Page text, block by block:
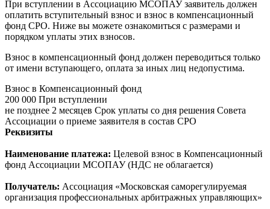
При вступлении в Ассоциацию МСОПАУ заявитель должен
оплатить вступительный взнос и взнос в компенсационный
фонд СРО. Ниже вы можете ознакомиться с размерами и
порядком уплаты этих взносов.
Взнос в компенсационный фонд должен переводиться только
от имени вступающего, оплата за иных лиц недопустима.
Взнос в Компенсационный фонд
200 000 При вступлении
не позднее 2 месяцев Срок уплаты со дня решения Совета
Ассоциации о приеме заявителя в состав СРО
Реквизиты
Наименование платежа: Целевой взнос в Компенсационный
фонд Ассоциации МСОПАУ (НДС не облагается)
Получатель: Ассоциация «Московская саморегулируемая
организация профессиональных арбитражных управляющих»